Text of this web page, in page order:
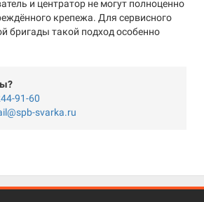
и центратор не могут полноценно
крепежа. Для сервисного
бригады такой подход особенно
91-60
svarka.ru